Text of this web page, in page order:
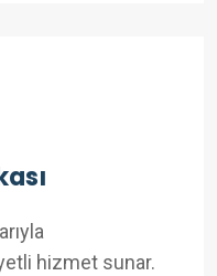
hizmet sunar.